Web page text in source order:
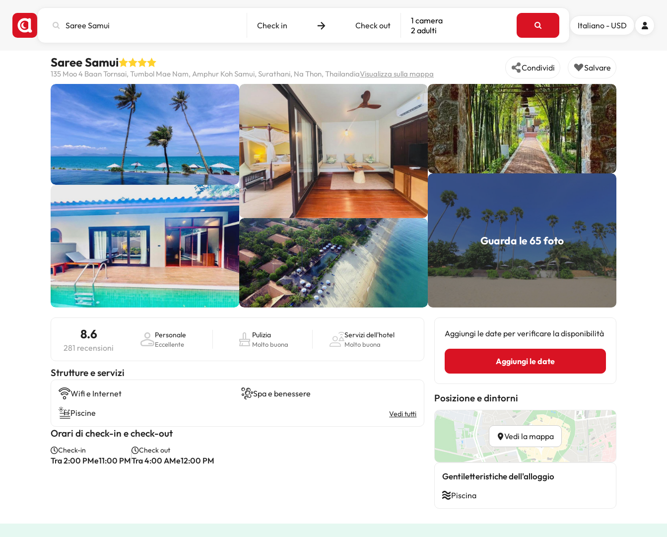
città,
destinazione
Check in Check out
1 camera
2 adulti
Italiano - USD
Saree Samui
135 Moo 4 Baan Tornsai, Tumbol Mae Nam, Amphur Koh Samui, Surathani, Na Thon, ThailandiaVisualizza sulla mappa
Condividi Salvare
Guarda le 65 foto
8.6
281 recensioni
Personale
Eccellente
Pulizia
Molto buona
Servizi dell'hotel
Molto buona
​Strutture e servizi
Wifi e Internet
Spa e benessere
Piscine
Vedi tutti
Orari di check-in e check-out
Check-in
Tra 2:00 PMe11:00 PM
Check out
Tra 4:00 AMe12:00 PM
Aggiungi le date per verificare la disponibilità
Aggiungi le date
Posizione e dintorni
Vedi la mappa
Gentiletteristiche dell'alloggio
Piscina